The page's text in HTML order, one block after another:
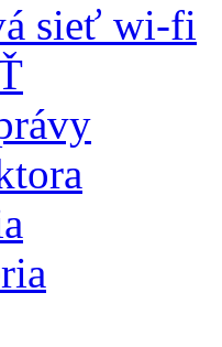
sieť wi-fi